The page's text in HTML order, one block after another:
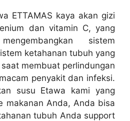
ETTAMAS kaya akan gizi
dan vitamin C, yang
sistem
ketahanan tubuh yang
membuat perlindungan
penyakit dan infeksi.
susu Etawa kami yang
makanan Anda, Anda bisa
tubuh Anda support